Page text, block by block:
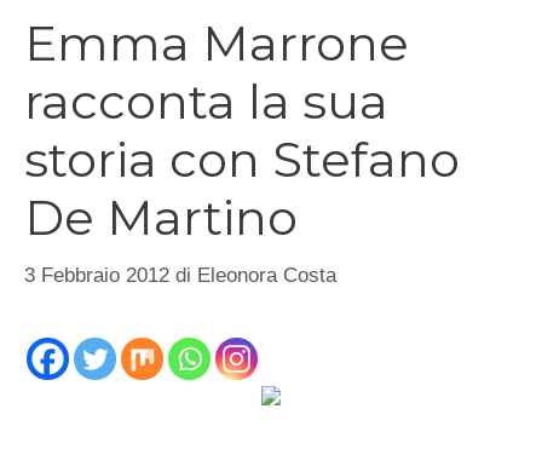
Emma Marrone
racconta la sua
storia con Stefano
De Martino
3 Febbraio 2012 di Eleonora Costa